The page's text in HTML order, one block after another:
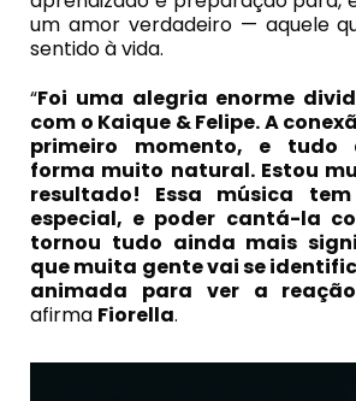
um amor verdadeiro — aquele
sentido à vida.
“Foi uma alegria enorme
com o Kaique & Felipe. A
primeiro momento, e tudo
forma muito natural. Estou
resultado! Essa música
especial, e poder cantá-la
tornou tudo ainda mais
que muita gente vai se
animada para ver a
afirma Fiorella.